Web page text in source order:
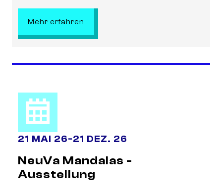
Mehr erfahren
21 MAI 26-21 DEZ. 26
NeuVa Mandalas -
Ausstellung